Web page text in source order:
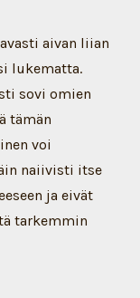
aivan liian
lukematta.
sovi omien
tämän
voi
naiivisti itse
ja eivät
tarkemmin